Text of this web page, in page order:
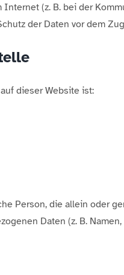
(z. B. bei der
der Daten vor dem
dieser Website ist:
Person, die allein oder
Daten (z. B.